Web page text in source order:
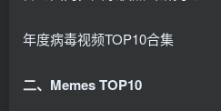
年度病毒视频TOP10合集
二、Memes TOP10